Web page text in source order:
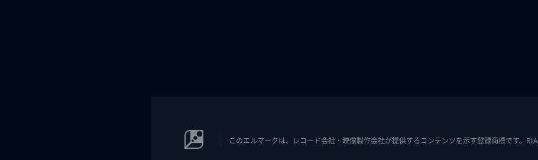
このエルマークは、レコード会社・映像製作会社が提供するコンテンツを示す登録商標です。